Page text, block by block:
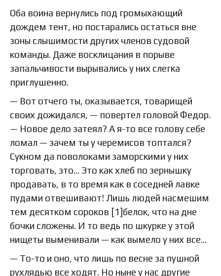
Оба воина вернулись под громыхающий
дождем тент, но постарались остаться вне
зоны слышимости других членов судовой
команды. Даже восклицания в порыве
запальчивости вырывались у них слегка
приглушенно.
— Вот отчего ты, оказывается, товарищей
своих дожидался, — повертел головой Федор.
— Новое дело затеял? А я-то все голову себе
ломал — зачем ты у черемисов топтался?
Сукном да поволоками заморскими у них
торговать, это… Это как хлеб по зернышку
продавать, в то время как в соседней лавке
пудами отвешивают! Лишь людей насмешим
тем десятком сороков [1]белок, что на дне
бочки сложены. И то ведь по шкурке у этой
нищеты выменивали — как вымело у них все…
— То-то и оно, что лишь по весне за пушной
рухлядью все ходят. Но ныне у нас другие